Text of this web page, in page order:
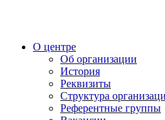
О центре
Об организации
История
Реквизиты
Структура
Референтные группы